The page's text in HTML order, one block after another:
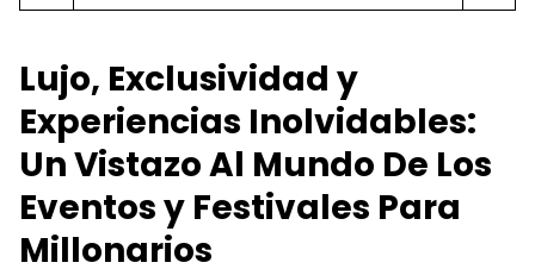
Lujo, Exclusividad y
Experiencias Inolvidables:
Un Vistazo Al Mundo De Los
Eventos y Festivales Para
Millonarios